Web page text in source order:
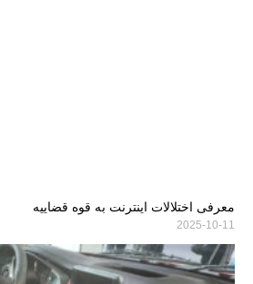
معرفی اختلالات اینترنت به قوه قضاییه
2025-10-11